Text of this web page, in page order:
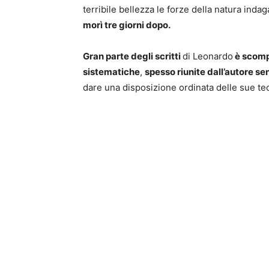
terribile bellezza le forze della natura
morì tre giorni dopo.
Gran parte degli scrittidi Leonardo è
sistematiche, spesso riunite dall’autore
dare una disposizione ordinata delle sue